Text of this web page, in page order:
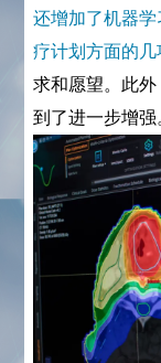
还增加了机器
疗计划方面的
求和愿望。此
到了进一步增强